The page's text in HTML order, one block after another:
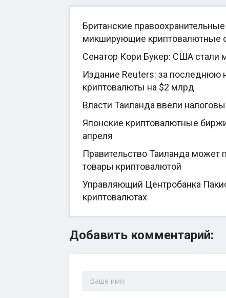
Британские
микширующие криптовалютные
Сенатор Кори Букер: США
Издание Reuters: за последнюю
криптовалюты на $2 млрд
Власти Таиланда ввели
Японские криптовалютные
апреля
Правительство Таиланда может
товары криптовалютой
Управляющий Центробанка
криптовалютах
Добавить комментарий: